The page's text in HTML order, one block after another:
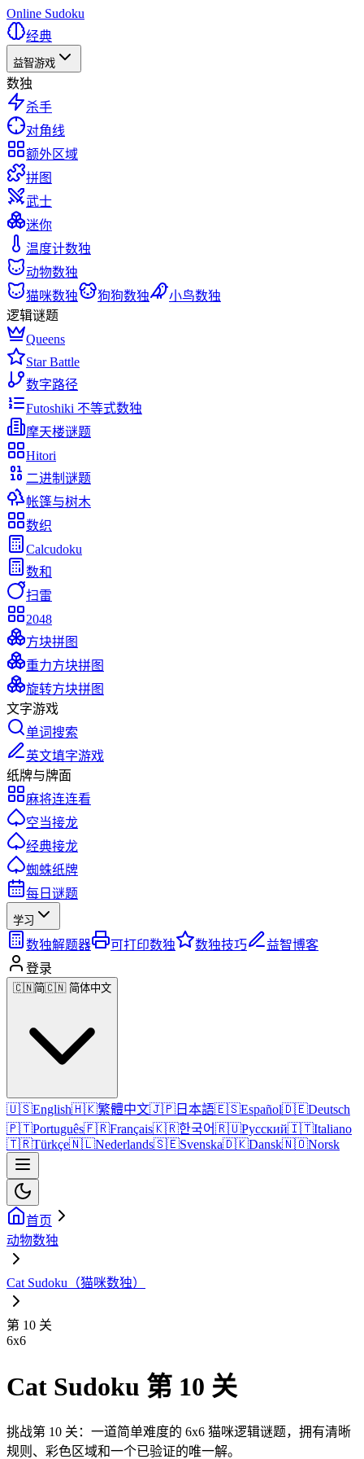
Online Sudoku
经典
益智游戏
数独
杀手
对角线
额外区域
拼图
武士
迷你
温度计数独
动物数独
猫咪数独
狗狗数独
小鸟数独
逻辑谜题
Queens
Star Battle
数字路径
Futoshiki 不等式数独
摩天楼谜题
Hitori
二进制谜题
帐篷与树木
数织
Calcudoku
数和
扫雷
2048
方块拼图
重力方块拼图
旋转方块拼图
文字游戏
单词搜索
英文填字游戏
纸牌与牌面
麻将连连看
空当接龙
经典接龙
蜘蛛纸牌
每日谜题
学习
数独解题器 可打印数独 数独技巧
益智博客
登录
🇨🇳简🇨🇳 简体中文
🇺🇸English🇭🇰繁體中文🇯🇵 日本語🇪🇸Español🇩🇪Deutsch
🇵🇹Português🇫🇷Français🇰🇷한국어🇷🇺Русский🇮🇹Italiano
🇹🇷Türkçe🇳🇱Nederlands🇸🇪Svenska🇩🇰Dansk🇳🇴Norsk
首页
动物数独
Cat Sudoku（猫咪数独）
第 10 关
6x6
Cat Sudoku 第 10 关
挑战第 10 关：一道简单难度的 6x6 猫咪逻辑谜题，拥有清晰
规则、彩色区域和一个已验证的唯一解。